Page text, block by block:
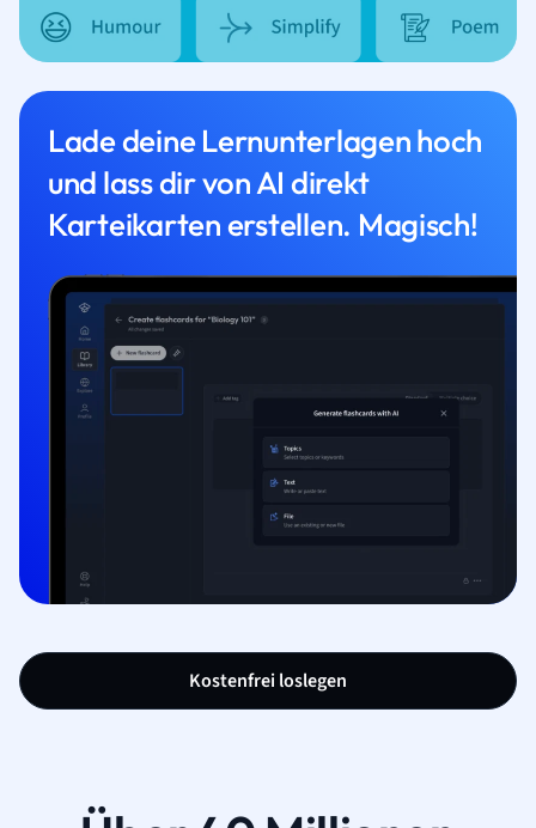
Lade deine Lernunterlagen hoch
und lass dir von AI direkt
Karteikarten erstellen. Magisch!
Kostenfrei loslegen